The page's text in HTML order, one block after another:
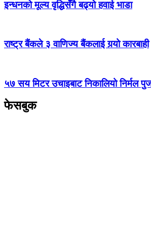
इन्धनको मूल्य वृद्धिसँगै बढ्यो हवाई भाडा
राष्ट्र बैंकले ३ वाणिज्य बैंकलाई गर्‍यो कारबाही
५७ सय मिटर उचाइबाट निकालियो निर्मल
फेसबुक